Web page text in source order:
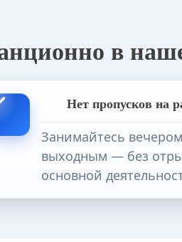
в дополнительном и
по направлению «Работа
в
Нет пропусков на
Занимайтесь
выходным — без
основной